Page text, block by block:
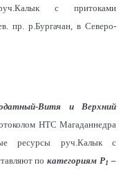
с притоками
пр. р.Бургачан, в Северо-
Витя и Верхний
НТС Магаданнедра
ресурсы руч.Калык с
покатегориям Р1–